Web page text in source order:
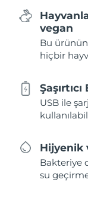
vegan
Bu
hiçbir
USB ile
Hijyenik
Bakteriye
su